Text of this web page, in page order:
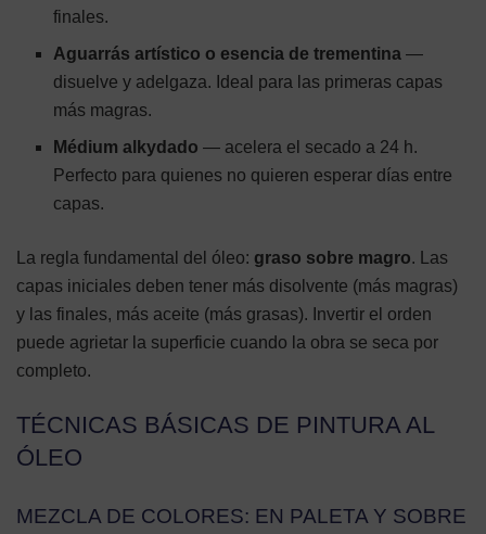
finales.
Aguarrás artístico o esencia de trementina —
disuelve y adelgaza. Ideal para las primeras capas
más magras.
Médium alkydado — acelera el secado a 24 h.
Perfecto para quienes no quieren esperar días entre
capas.
La regla fundamental del óleo: graso sobre magro. Las
capas iniciales deben tener más disolvente (más magras)
y las finales, más aceite (más grasas). Invertir el orden
puede agrietar la superficie cuando la obra se seca por
completo.
TÉCNICAS BÁSICAS DE PINTURA AL
ÓLEO
MEZCLA DE COLORES: EN PALETA Y SOBRE